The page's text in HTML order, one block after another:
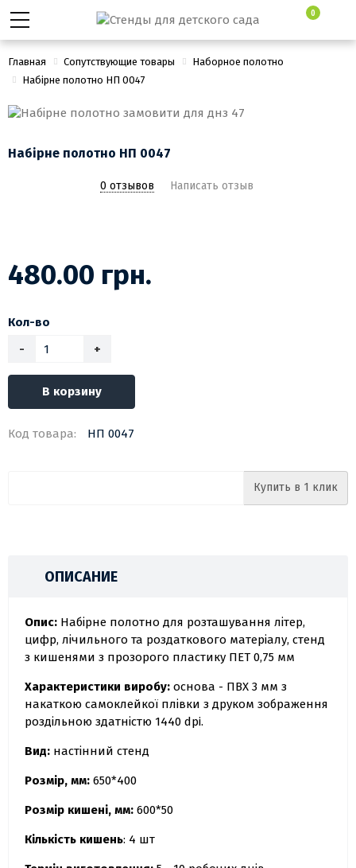
0
Главная Сопутствующие товары
Наборное полотно
Набірне полотно НП 0047
Набірне полотно НП 0047
0 отзывов Написать отзыв
480.00 грн.
Кол-во
-
+
В корзину
Код товара: НП 0047
Купить в 1 клик
ОПИСАНИЕ
Опис: Набірне полотно для розташування літер,
цифр, лічильного та роздаткового матеріалу, стенд
з кишенями з прозорого пластику ПЕТ 0,75 мм
Характеристики виробу: основа - ПВХ 3 мм з
накаткою самоклейкої плівки з друком зображення
роздільною здатністю 1440 dpi.
Вид: настінний стенд
Розмір, мм: 650*400
Розмір кишені, мм: 600*50
Кількість кишень: 4 шт